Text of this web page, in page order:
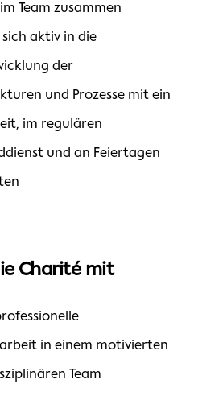
Team zusammen
sich aktiv in die
der
und Prozesse mit ein
im regulären
und an Feiertagen
Charité mit
in einem motivierten
Team